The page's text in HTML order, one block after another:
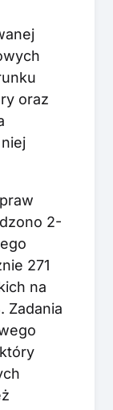
oraz
2-
271
na
Zadania